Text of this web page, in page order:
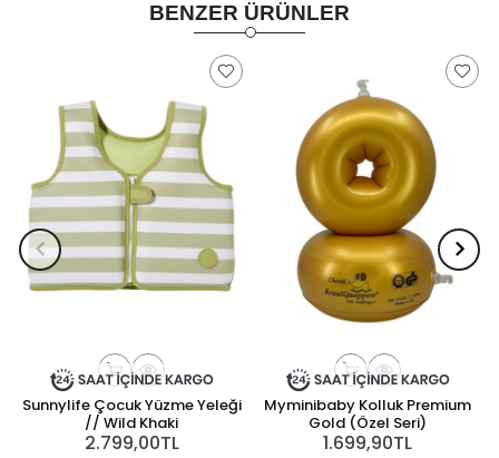
BENZER ÜRÜNLER
Sunnylife Çocuk Yüzme Yeleği
// Wild Khaki
2.799,00TL
Myminibaby Kolluk Premium
Gold (Özel Seri)
1.699,90TL